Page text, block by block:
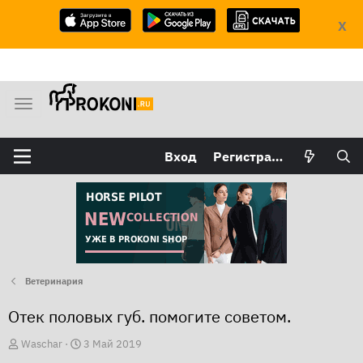
X
М
н
ю
Вход Регистрация
Ветеринария
Отек половых губ. помогите советом.
А
Waschar
Д
3 Май 2019